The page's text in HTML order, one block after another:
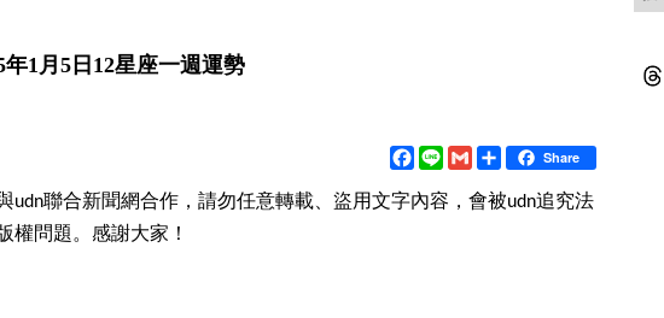
年1月5日12星座一週運勢
F
a
c
e
L
i
n
e
G
m
a
i
分
享
Share
udn聯合新聞網合作，請勿任意轉載、盜用文字內容，會被udn追究法
權問題。感謝大家！